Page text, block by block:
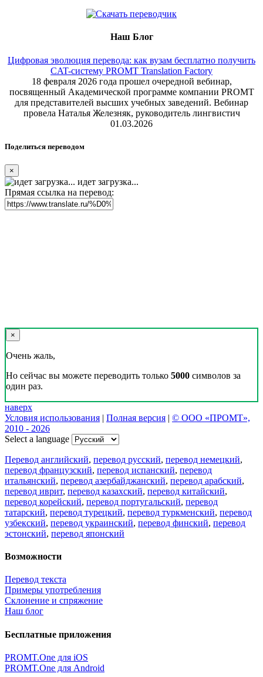
Наш Блог
Цифровая эволюция перевода: как вузам бесплатно получить
CAT-систему PROMT Translation Factory
18 февраля 2026 года прошел очередной вебинар,
посвященный Академической программе компании PROMT
для представителей высших учебных заведений. Вебинар
провела Наталья Железняк, руководитель лингвистич
01.03.2026
Поделиться переводом
×
идет загрузка...
Прямая ссылка на перевод:
×
Очень жаль,
Но сейчас вы можете переводить только 5000 символов за
один раз.
наверх
Условия использования | Полная версия | © ООО «ПРОМТ»,
2010 - 2026
Select a language
Перевод английский, перевод русский, перевод немецкий,
перевод французский, перевод испанский, перевод
итальянский, перевод азербайджанский, перевод арабский,
перевод иврит, перевод казахский, перевод китайский,
перевод корейский, перевод португальский, перевод
татарский, перевод турецкий, перевод туркменский, перевод
узбекский, перевод украинский, перевод финский, перевод
эстонский, перевод японский
Возможности
Перевод текста
Примеры употребления
Склонение и спряжение
Наш блог
Бесплатные приложения
PROMT.One для iOS
PROMT.One для Android